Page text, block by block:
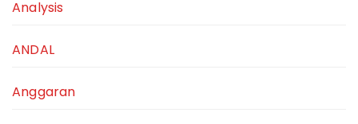
Analysis
ANDAL
Anggaran